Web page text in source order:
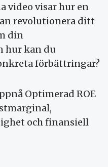
video visar hur en
revolutionera ditt
din
hur kan du
förbättringar?
Optimerad ROE
och finansiell